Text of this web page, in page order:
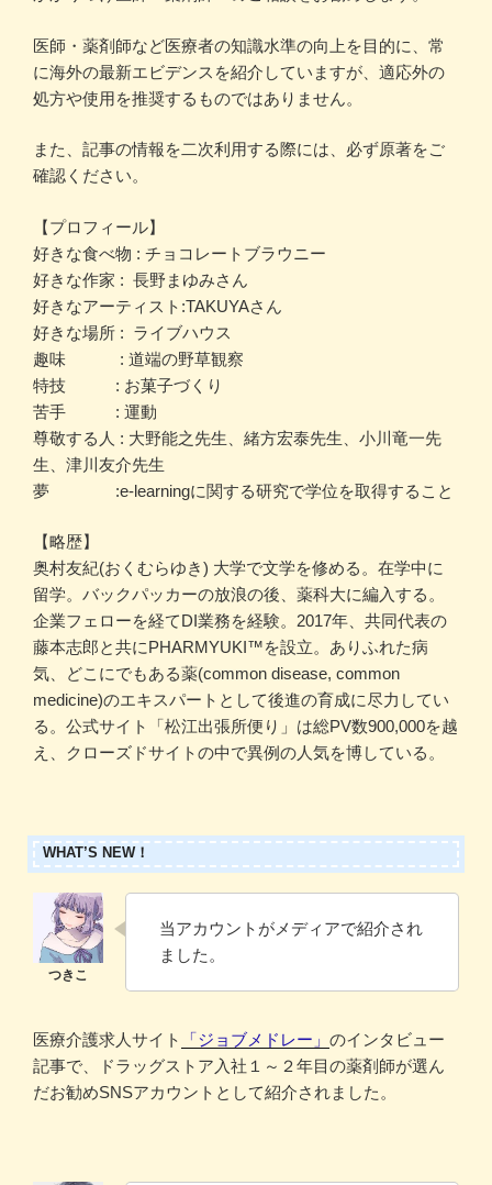
医師・薬剤師など医療者の知識水準の向上を目的に、常
に海外の最新エビデンスを紹介していますが、適応外の
処方や使用を推奨するものではありません。
また、記事の情報を二次利用する際には、必ず原著をご
確認ください。
【プロフィール】
好きな食べ物 : チョコレートブラウニー
好きな作家 : 長野まゆみさん
好きなアーティスト:TAKUYAさん
好きな場所 : ライブハウス
趣味 : 道端の野草観察
特技 : お菓子づくり
苦手 : 運動
尊敬する人 : 大野能之先生、緒方宏泰先生、小川竜一先
生、津川友介先生
夢 :e-learningに関する研究で学位を取得すること
【略歴】
奥村友紀(おくむらゆき) 大学で文学を修める。在学中に
留学。バックパッカーの放浪の後、薬科大に編入する。
企業フェローを経てDI業務を経験。2017年、共同代表の
藤本志郎と共にPHARMYUKI™️を設立。ありふれた病
気、どこにでもある薬(common disease, common
medicine)のエキスパートとして後進の育成に尽力してい
る。公式サイト「松江出張所便り」は総PV数900,000を越
え、クローズドサイトの中で異例の人気を博している。
WHAT’S NEW！
当アカウントがメディアで紹介され
ました。
医療介護求人サイト 「ジョブメドレー」 のインタビュー
記事で、ドラッグストア入社１～２年目の薬剤師が選ん
だお勧めSNSアカウントとして紹介されました。